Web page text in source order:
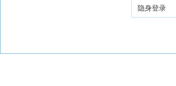
隐身登录